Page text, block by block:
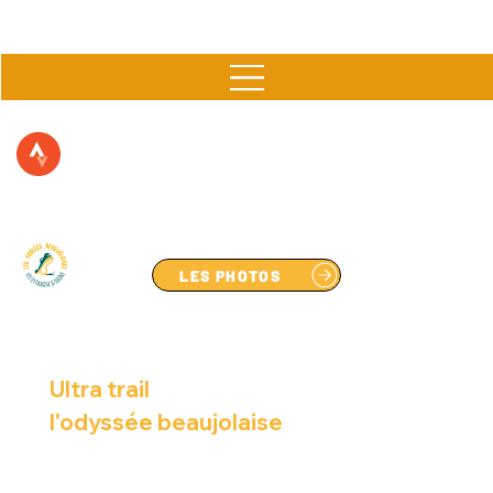
LES PHOTOS
Ultra trail
l'odyssée beaujolaise